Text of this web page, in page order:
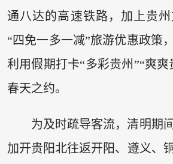
通八达的高速铁路，加上贵
“四免一多一减”旅游优惠政策
利用假期打卡“多彩贵州”“爽爽
春天之约。
为及时疏导客流，清明期
加开贵阳北往返开阳、遵义、